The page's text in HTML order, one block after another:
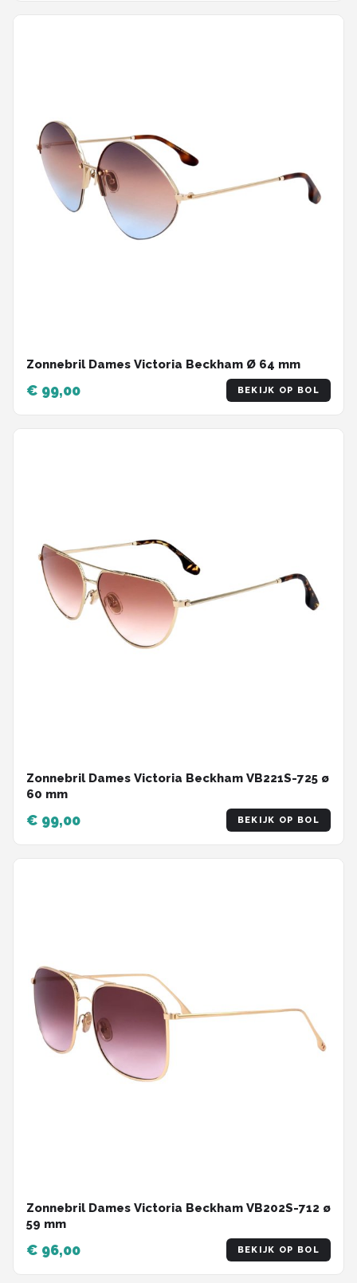
Zonnebril Dames Victoria Beckham Ø 64 mm
€ 99,00 BEKIJK OP BOL
Zonnebril Dames Victoria Beckham VB221S-725 ø
60 mm
€ 99,00 BEKIJK OP BOL
Zonnebril Dames Victoria Beckham VB202S-712 ø
59 mm
€ 96,00 BEKIJK OP BOL